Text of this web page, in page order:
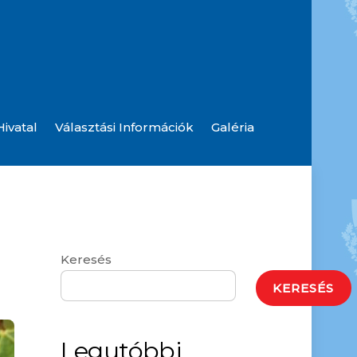
Választási Információk Galéria
Keresés
KERESÉS
Legutóbbi